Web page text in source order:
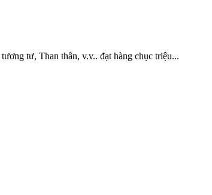
tư, Than thân, v.v.. đạt hàng chục triệu...